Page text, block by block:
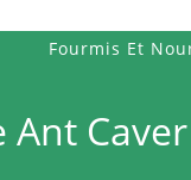
Fourmis Et